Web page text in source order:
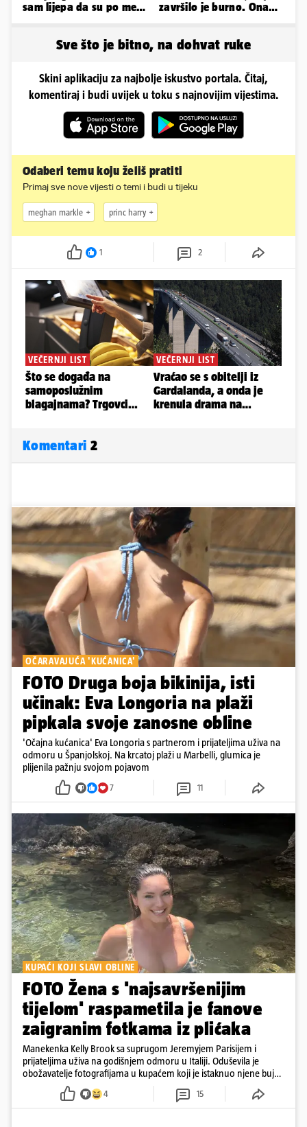
sam lijepa da su po meni
završilo je burno. Ona
Sve što je bitno, na dohvat ruke
Skini aplikaciju za najbolje iskustvo portala. Čitaj,
komentiraj i budi uvijek u toku s najnovijim vijestima.
Odaberi temu koju želiš pratiti
Primaj sve nove vijesti o temi i budi u tijeku
meghan markle princ harry
1 2
Komentari 2
OČARAVAJUĆA 'KUĆANICA'
FOTO Druga boja bikinija, isti
učinak: Eva Longoria na plaži
pipkala svoje zanosne obline
'Očajna kućanica' Eva Longoria s partnerom i prijateljima uživa na
odmoru u Španjolskoj. Na krcatoj plaži u Marbelli, glumica je
plijenila pažnju svojom pojavom
7 11
KUPAĆI KOJI SLAVI OBLINE
FOTO Žena s 'najsavršenijim
tijelom' raspametila je fanove
zaigranim fotkama iz plićaka
Manekenka Kelly Brook sa suprugom Jeremyjem Parisijem i
prijateljima uživa na godišnjem odmoru u Italiji. Oduševila je
obožavatelje fotografijama u kupaćem koji je istaknuo njene bujne
4 15